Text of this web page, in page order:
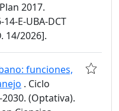
2017.
14-E-UBA-DCT
14/2026].
funciones,
. Ciclo
(Optativa).